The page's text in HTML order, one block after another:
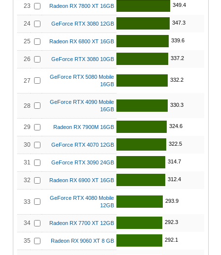
23 Radeon RX 7800 XT 16GB 349.4
24 GeForce RTX 3080 12GB 347.3
25 Radeon RX 6800 XT 16GB 339.6
26 GeForce RTX 3080 10GB 337.2
27
GeForce RTX 5080 Mobile
16GB
332.2
28
GeForce RTX 4090 Mobile
16GB
330.3
29 Radeon RX 7900M 16GB 324.6
30 GeForce RTX 4070 12GB 322.5
31 GeForce RTX 3090 24GB 314.7
32 Radeon RX 6900 XT 16GB 312.4
33
GeForce RTX 4080 Mobile
12GB
293.9
34 Radeon RX 7700 XT 12GB 292.3
35 Radeon RX 9060 XT 8 GB 292.1